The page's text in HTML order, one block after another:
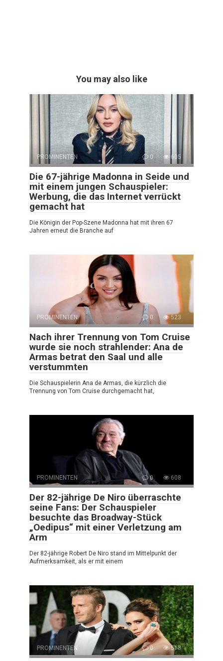
You may also like
PROMINENTEN 0 605
Die 67-jährige Madonna in Seide und
mit einem jungen Schauspieler:
Werbung, die das Internet verrückt
gemacht hat
Die Königin der Pop-Szene Madonna hat mit ihren 67
Jahren erneut die Branche auf
PROMINENTEN 0 523
Nach ihrer Trennung von Tom Cruise
wurde sie noch strahlender: Ana de
Armas betrat den Saal und alle
verstummten
Die Schauspielerin Ana de Armas, die kürzlich die
Trennung von Tom Cruise durchgemacht hat,
PROMINENTEN 0 608
Der 82-jährige De Niro überraschte
seine Fans: Der Schauspieler
besuchte das Broadway-Stück
„Oedipus“ mit einer Verletzung am
Arm
Der 82-jährige Robert De Niro stand im Mittelpunkt der
Aufmerksamkeit, als er mit einem
PROMINENTEN 0 518